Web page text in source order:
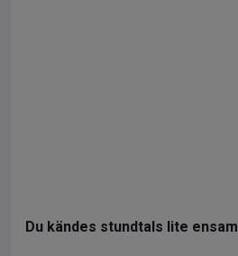
Du kändes stundtals lite